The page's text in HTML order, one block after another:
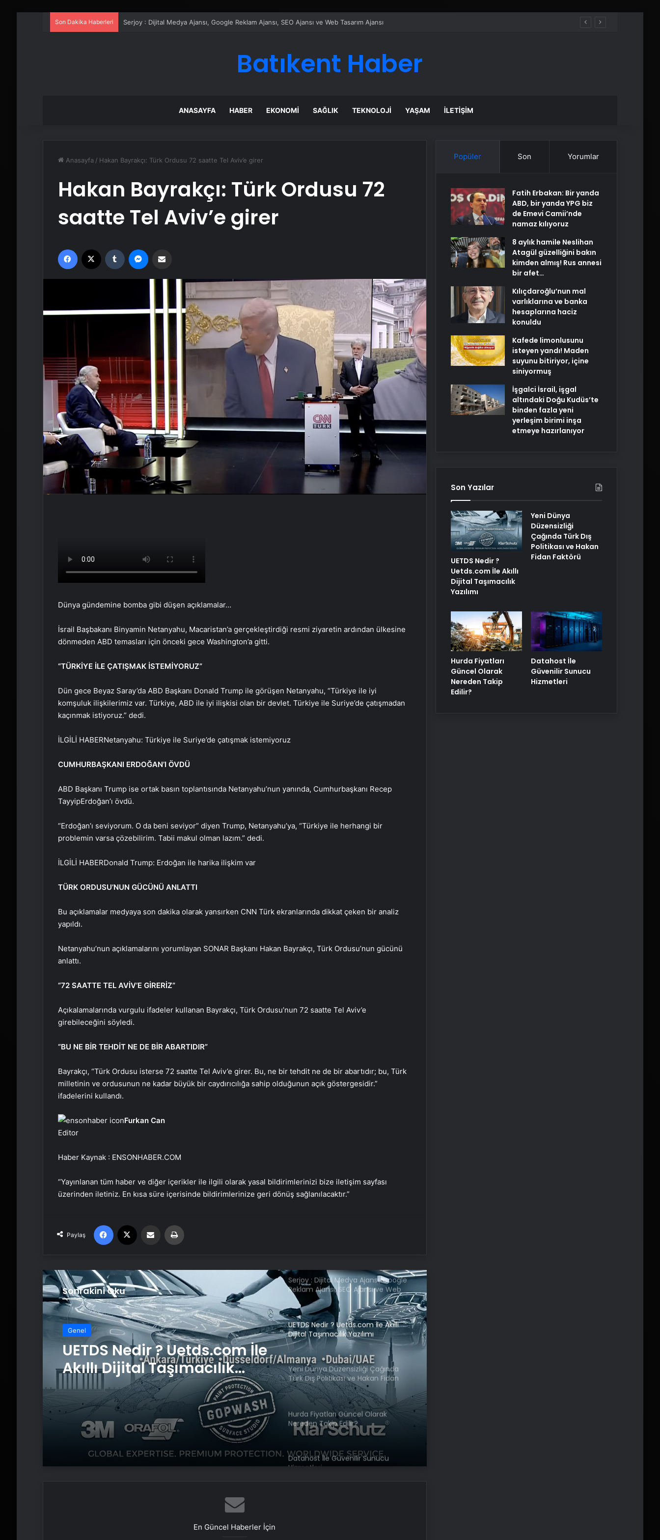
Son Dakika Haberleri UETDS Nedir ? Uetds.com İle Akıllı Dijital Taşımacılık Yazılımı
Batıkent Haber
ANASAYFA HABER EKONOMI SAĞLIK TEKNOLOJI YAŞAM İLETIŞIM
Anasayfa / Hakan Bayrakçı: Türk Ordusu 72 saatte Tel Aviv’e girer
Hakan Bayrakçı: Türk Ordusu 72
saatte Tel Aviv’e girer
Facebook Tumblr
Dünya gündemine bomba gibi düşen açıklamalar…
İsrail Başbakanı Binyamin Netanyahu, Macaristan’a gerçekleştirdiği resmi ziyaretin ardından ülkesine
dönmeden ABD temasları için önceki gece Washington’a gitti.
“TÜRKİYE İLE ÇATIŞMAK İSTEMİYORUZ”
Dün gece Beyaz Saray’da ABD Başkanı Donald Trump ile görüşen Netanyahu, “Türkiye ile iyi
komşuluk ilişkilerimiz var. Türkiye, ABD ile iyi ilişkisi olan bir devlet. Türkiye ile Suriye’de çatışmadan
kaçınmak istiyoruz.” dedi.
İLGİLİ HABERNetanyahu: Türkiye ile Suriye’de çatışmak istemiyoruz
CUMHURBAŞKANI ERDOĞAN’I ÖVDÜ
ABD Başkanı Trump ise ortak basın toplantısında Netanyahu’nun yanında, Cumhurbaşkanı Recep
TayyipErdoğan’ı övdü.
“Erdoğan’ı seviyorum. O da beni seviyor” diyen Trump, Netanyahu’ya, “Türkiye ile herhangi bir
problemin varsa çözebilirim. Tabii makul olman lazım.” dedi.
İLGİLİ HABERDonald Trump: Erdoğan ile harika ilişkim var
TÜRK ORDUSU’NUN GÜCÜNÜ ANLATTI
Bu açıklamalar medyaya son dakika olarak yansırken CNN Türk ekranlarında dikkat çeken bir analiz
yapıldı.
Netanyahu’nun açıklamalarını yorumlayan SONAR Başkanı Hakan Bayrakçı, Türk Ordusu’nun gücünü
anlattı.
“72 SAATTE TEL AVİV’E GİRERİZ”
Açıkalamalarında vurgulu ifadeler kullanan Bayrakçı, Türk Ordusu’nun 72 saatte Tel Aviv’e
girebileceğini söyledi.
“BU NE BİR TEHDİT NE DE BİR ABARTIDIR”
Bayrakçı, “Türk Ordusu isterse 72 saatte Tel Aviv’e girer. Bu, ne bir tehdit ne de bir abartıdır; bu, Türk
milletinin ve ordusunun ne kadar büyük bir caydırıcılığa sahip olduğunun açık göstergesidir.”
ifadelerini kullandı.
Furkan Can
Editor
Haber Kaynak : ENSONHABER.COM
“Yayınlanan tüm haber ve diğer içerikler ile ilgili olarak yasal bildirimlerinizi bize iletişim sayfası
üzerinden iletiniz. En kısa süre içerisinde bildirimlerinize geri dönüş sağlanılacaktır.”
Paylaş
Facebook Email'den paylaş
Sonrakini Oku
Genel
UETDS Nedir ? Uetds.com İle
Akıllı Dijital Taşımacılık
Yazılımı
The Washington Post yazdı:
Trump’ın Orta Doğu turu, Erdoğan
için büyük bir hafta
SON DAKİKA | ABD’den Türkiye’ye
Serjoy : Dijital Medya Ajansı, Google
Reklam Ajansı, SEO Ajansı ve Web
Tasarım Ajansı
UETDS Nedir ? Uetds.com İle Akıllı
Dijital Taşımacılık Yazılımı
Yeni Dünya Düzensizliği Çağında
Türk Dış Politikası ve Hakan Fidan
Faktörü
Hurda Fiyatları Güncel Olarak
Nereden Takip Edilir?
Datahost İle Güvenilir Sunucu
Hizmetleri
En Güncel Haberler İçin
Popüler Son Yorumlar
Fatih Erbakan: Bir yanda
ABD, bir yanda YPG biz
de Emevi Camii’nde
namaz kılıyoruz
8 aylık hamile Neslihan
Atagül güzelliğini bakın
kimden almış! Rus annesi
bir afet…
Kılıçdaroğlu’nun mal
varlıklarına ve banka
hesaplarına haciz
konuldu
Kafede limonlusunu
isteyen yandı! Maden
suyunu bitiriyor, içine
siniyormuş
İşgalci İsrail, işgal
altındaki Doğu Kudüs’te
binden fazla yeni
yerleşim birimi inşa
etmeye hazırlanıyor
Son Yazılar
UETDS Nedir ?
Uetds.com İle Akıllı
Dijital Taşımacılık
Yazılımı
Yeni Dünya
Düzensizliği
Çağında Türk Dış
Politikası ve Hakan
Fidan Faktörü
Hurda Fiyatları
Güncel Olarak
Nereden Takip
Edilir?
Datahost İle
Güvenilir Sunucu
Hizmetleri